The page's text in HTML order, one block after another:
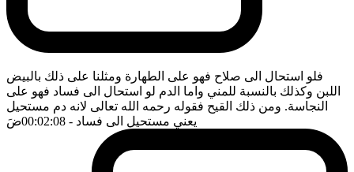
فلو استحال الى صلاح فهو على الطهارة ومثلنا على ذلك بالبيض
اللبن وكذلك بالنسبة للمني واما الدم لو استحال الى فساد فهو على
النجاسة. ومن ذلك القيح فقوله رحمه الله تعالى لانه دم مستحيل
يعني مستحيل الى فساد - 00:02:08 ضَ